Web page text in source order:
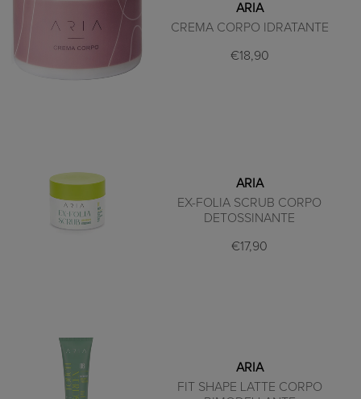
ARIA
CREMA CORPO IDRATANTE
€18,90
ARIA
EX-FOLIA SCRUB CORPO
DETOSSINANTE
€17,90
ARIA
FIT SHAPE LATTE CORPO